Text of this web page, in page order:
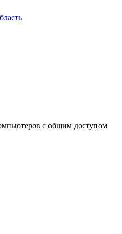
с общим доступом